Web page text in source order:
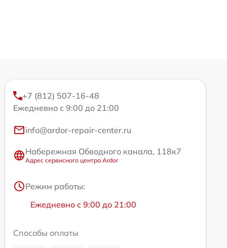
+7 (812) 507-16-48
Ежедневно с 9:00 до 21:00
info@ardor-repair-center.ru
Набережная Обводного канала, 118к7
Адрес сервисного центра Ardor
Режим работы:
Ежедневно с 9:00 до 21:00
Способы оплаты